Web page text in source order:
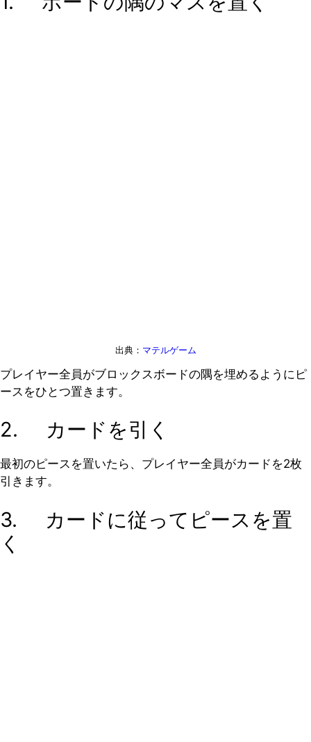
出典： マテルゲーム
プレイヤー全員がブロックスボードの隅を埋めるようにピ
ースをひとつ置きます。
2. カードを引く
最初のピースを置いたら、プレイヤー全員がカードを2枚
引きます。
3. カードに従ってピースを置
く